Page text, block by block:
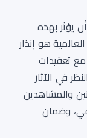
يؤثر بهذه
الطريقة العميقة على مشاهدات YouTube العالمية هو إنذار
مع تعقيدات
في الآثار
والمشاهدين
وضمان